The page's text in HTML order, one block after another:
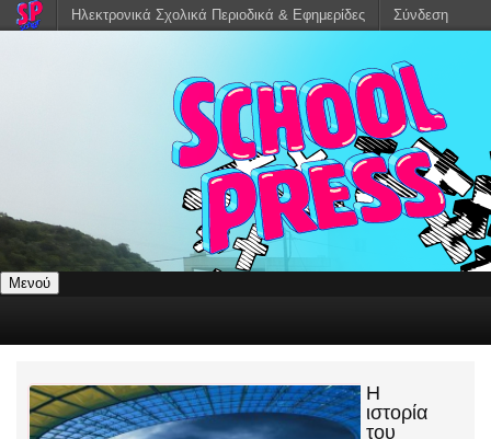
Μενού
Η
ιστορία
του
Ηλεκτρονικά Σχολικά Περιοδικά & Εφημερίδες Σύνδεση